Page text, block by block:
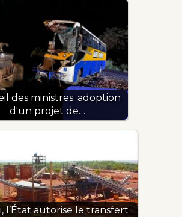
des ministres: adoption
d'un projet de…
l’État autorise le transfert